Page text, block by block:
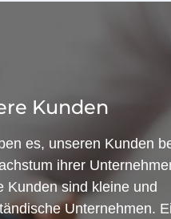
Kunden
es, unseren Kunden
ihrer
Kunden sind kleine und
Unternehmen.